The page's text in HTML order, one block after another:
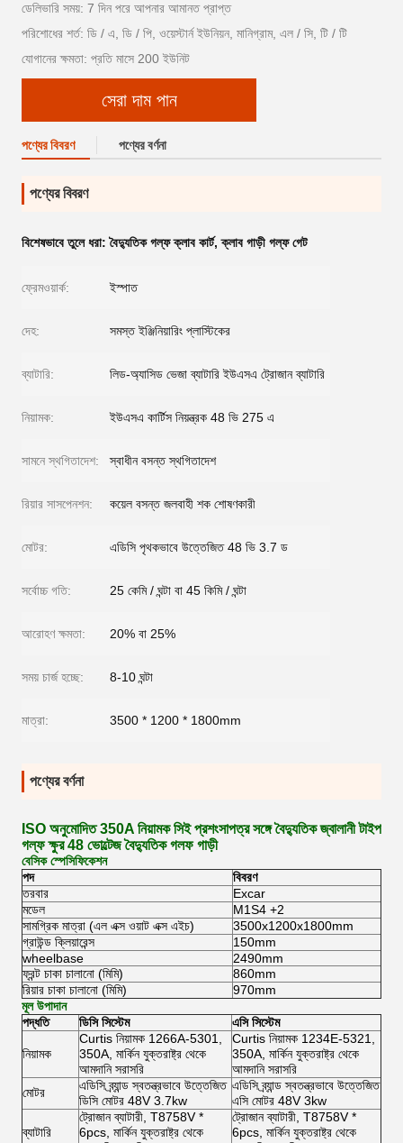
ডেলিভারি সময়: 7 দিন পরে আপনার আমানত প্রাপ্ত
পরিশোধের শর্ত: ডি / এ, ডি / পি, ওয়েস্টার্ন ইউনিয়ন, মানিগ্রাম, এল / সি, টি / টি
যোগানের ক্ষমতা: প্রতি মাসে 200 ইউনিট
সেরা দাম পান
পণ্যের বিবরণ পণ্যের বর্ণনা
পণ্যের বিবরণ
বিশেষভাবে তুলে ধরা:বৈদ্যুতিক গল্ফ ক্লাব কার্ট,ক্লাব গাড়ী গল্ফ গেট
ফ্রেমওয়ার্ক: ইস্পাত
দেহ: সমস্ত ইঞ্জিনিয়ারিং প্লাস্টিকের
ব্যাটারি: লিড-অ্যাসিড ভেজা ব্যাটারি ইউএসএ ট্রোজান ব্যাটারি
নিয়ামক: ইউএসএ কার্টিস নিয়ন্ত্রক 48 ভি 275 এ
সামনে স্থগিতাদেশ: স্বাধীন বসন্ত স্থগিতাদেশ
রিয়ার সাসপেনশন: কয়েল বসন্ত জলবাহী শক শোষণকারী
মোটর: এডিসি পৃথকভাবে উত্তেজিত 48 ভি 3.7 ড
সর্বোচ্চ গতি: 25 কেমি / ঘন্টা বা 45 কিমি / ঘন্টা
আরোহণ ক্ষমতা: 20% বা 25%
সময় চার্জ হচ্ছে: 8-10 ঘন্টা
মাত্রা: 3500 * 1200 * 1800mm
পণ্যের বর্ণনা
ISO অনুমোদিত 350A নিয়ামক সিই প্রশংসাপত্র সঙ্গে বৈদ্যুতিক জ্বালানী টাইপ
গল্ফ ক্ষুর 48 ভোল্টেজ বৈদ্যুতিক গলফ গাড়ী
বেসিক স্পেসিফিকেশন
পদ
বিবরণ
তরবার
Excar
মডেল
M1S4 +2
সামগ্রিক মাত্রা (এল এক্স ওয়াট এক্স এইচ)
3500x1200x1800mm
গ্রাউন্ড ক্লিয়ারেন্স
150mm
wheelbase
2490mm
ফ্রন্ট চাকা চালানো (মিমি)
860mm
রিয়ার চাকা চালানো (মিমি)
970mm
মূল উপাদান
পদ্ধতি
ডিসি সিস্টেম এসি সিস্টেম
নিয়ামক
Curtis নিয়ামক 1266A-5301,
350A, মার্কিন যুক্তরাষ্ট্র থেকে
আমদানি সরাসরি
Curtis নিয়ামক 1234E-5321,
350A, মার্কিন যুক্তরাষ্ট্র থেকে
আমদানি সরাসরি
মোটর
এডিসি ব্র্যান্ড স্বতন্ত্রভাবে উত্তেজিত
ডিসি মোটর 48V 3.7kw
এডিসি ব্র্যান্ড স্বতন্ত্রভাবে উত্তেজিত
এসি মোটর 48V 3kw
ব্যাটারি
ট্রোজান ব্যাটারী, T8758V *
6pcs, মার্কিন যুক্তরাষ্ট্র থেকে
ট্রোজান ব্যাটারী, T8758V *
6pcs, মার্কিন যুক্তরাষ্ট্র থেকে